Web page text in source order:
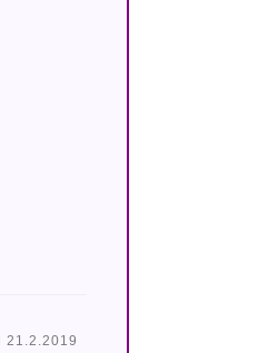
21.2.2019